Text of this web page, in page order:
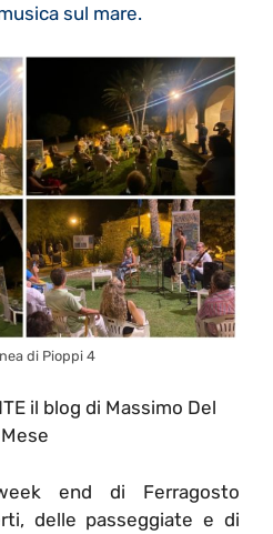
sul mare.
di Pioppi 4
il blog di Massimo Del
Mese
end di Ferragosto
delle passeggiate e di